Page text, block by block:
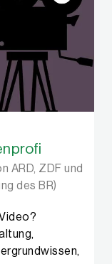
ARD, ZDF und
des BR)